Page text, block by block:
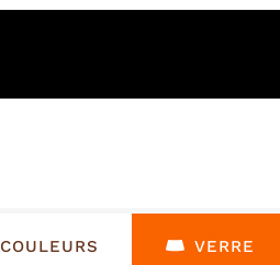
COULEURS VERRE